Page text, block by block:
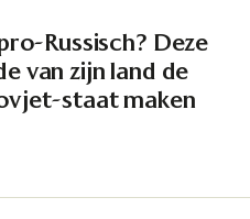
Russisch? Deze
van zijn land de
staat maken